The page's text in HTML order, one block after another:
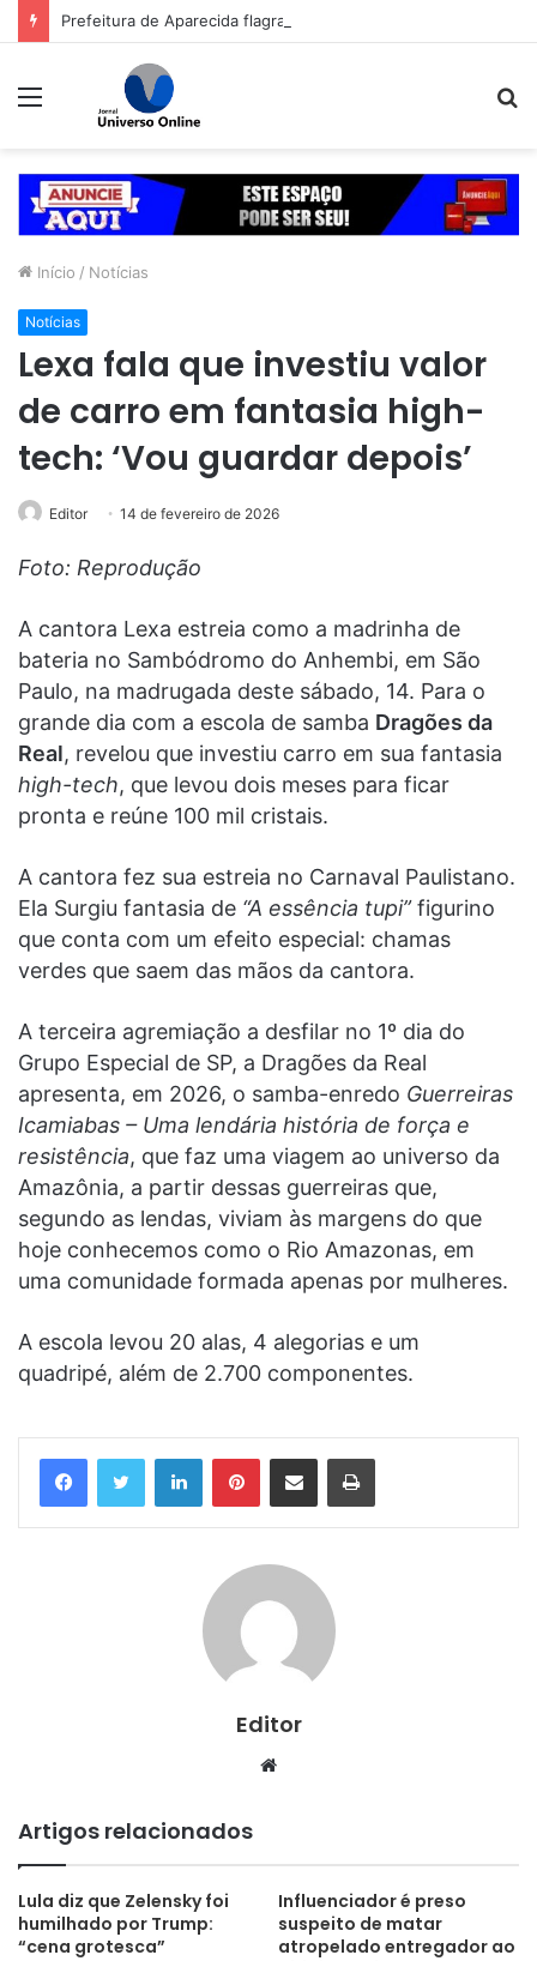
Menu
Início / Notícias
Notícias
Lexa fala que investiu valor
de carro em fantasia high-
tech: ‘Vou guardar depois’
Editor 14 de fevereiro de 2026
Foto: Reprodução
A cantora Lexa estreia como a madrinha de
bateria no Sambódromo do Anhembi, em São
Paulo, na madrugada deste sábado, 14. Para o
grande dia com a escola de samba Dragões da
Real, revelou que investiu carro em sua fantasia
high-tech, que levou dois meses para ficar
pronta e reúne 100 mil cristais.
A cantora fez sua estreia no Carnaval Paulistano.
Ela Surgiu fantasia de “A essência tupi”figurino
que conta com um efeito especial: chamas
verdes que saem das mãos da cantora.
A terceira agremiação a desfilar no 1º dia do
Grupo Especial de SP, a Dragões da Real
apresenta, em 2026, o samba-enredo Guerreiras
Icamiabas – Uma lendária história de força e
resistência, que faz uma viagem ao universo da
Amazônia, a partir dessas guerreiras que,
segundo as lendas, viviam às margens do que
hoje conhecemos como o Rio Amazonas, em
uma comunidade formada apenas por mulheres.
A escola levou 20 alas, 4 alegorias e um
quadripé, além de 2.700 componentes.
LinkedinPinterestCompartilhar via e-mail Imprimir
Editor
Website
Artigos relacionados
Lula diz que Zelensky foi
humilhado por Trump:
“cena grotesca”
Influenciador é preso
suspeito de matar
atropelado entregador ao